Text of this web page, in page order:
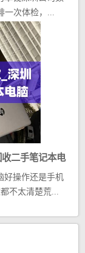
一次体检，...
二手笔记本电
操作还是手机
不太清楚荒...